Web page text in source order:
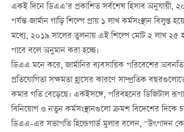
একই দিনে ডিএএ’র প্রকাশিত সর্বশেষ হিসাব অনুযায়ী,
পর্যন্ত জার্মান গাড়ি শিল্পে প্রায় ১ লাখ কর্মসংস্থান বিলুপ্ত
মধ্যে, ২০১৯ সালের তুলনায় এই শিল্পে মোট ২ লাখ ২৫
পাবে বলে অনুমান করা হচ্ছে।
ডিএএ মনে করে, জার্মানির ব্যবসায়িক পরিবেশের
প্রতিযোগিতা সক্ষমতা হ্রাসের কারণে সাম্প্রতিক
কমার গতি বেড়েছে। একইসঙ্গে, পরিবহনের ডিজিটাল
বিনিয়োগ ও নতুন কর্মসংস্থানগুলো ক্রমশ বিদেশের দিকে
ডিএএ-এর সভাপতি হিল্ডেগার্ড মুলার বলেন, "উৎপাদন